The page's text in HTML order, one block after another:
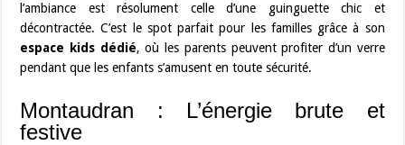
l’ambiance est résolument celle d’une guinguette chic et
décontractée. C’est le spot parfait pour les familles grâce à son
espace kids dédié, où les parents peuvent profiter d’un verre
pendant que les enfants s’amusent en toute sécurité.
Montaudran : L’énergie brute et
festive